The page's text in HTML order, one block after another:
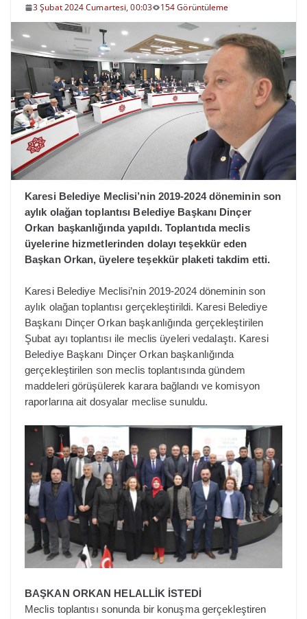
3 Şubat 2024 Cumartesi, 00:03 154 Görüntüleme
Karesi Belediye Meclisi’nin 2019-2024 döneminin son
aylık olağan toplantısı Belediye Başkanı Dinçer
Orkan başkanlığında yapıldı. Toplantıda meclis
üyelerine hizmetlerinden dolayı teşekkür eden
Başkan Orkan, üyelere teşekkür plaketi takdim etti.
Karesi Belediye Meclisi’nin 2019-2024 döneminin son
aylık olağan toplantısı gerçekleştirildi. Karesi Belediye
Başkanı Dinçer Orkan başkanlığında gerçekleştirilen
Şubat ayı toplantısı ile meclis üyeleri vedalaştı. Karesi
Belediye Başkanı Dinçer Orkan başkanlığında
gerçekleştirilen son meclis toplantısında gündem
maddeleri görüşülerek karara bağlandı ve komisyon
raporlarına ait dosyalar meclise sunuldu.
BAŞKAN ORKAN HELALLİK İSTEDİ
Meclis toplantısı sonunda bir konuşma gerçekleştiren